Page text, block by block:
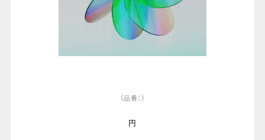
（品番：）
円